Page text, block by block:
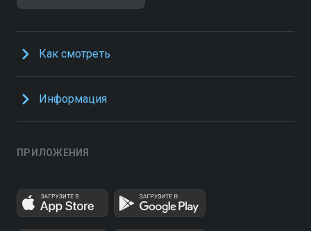
Как смотреть
Информация
ПРИЛОЖЕНИЯ